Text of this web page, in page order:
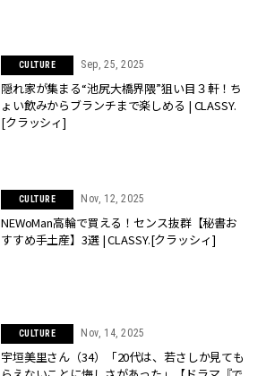
CULTURE Sep, 25, 2025
隠れ家が集まる“池尻大橋界隈”狙い目３軒！ち
ょい飲みからブランチまで楽しめる | CLASSY.
[クラッシィ]
CULTURE Nov, 12, 2025
NEWoMan高輪で買える！センス抜群【秘書お
すすめ手土産】3選 | CLASSY.[クラッシィ]
CULTURE Nov, 14, 2025
宇垣美里さん（34）「20代は、若さしか見ても